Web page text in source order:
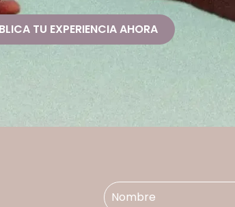
TU EXPERIENCIA AHORA